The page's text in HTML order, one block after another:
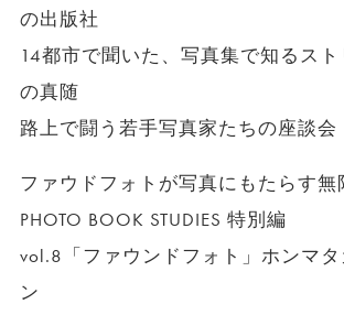
の出版社
14都市で聞いた、写真集で知るスト
の真随
路上で闘う若手写真家たちの座談会
ファウドフォトが写真にもたらす無
PHOTO BOOK STUDIES 特別編
vol.8「ファウンドフォト」ホンマ
ン